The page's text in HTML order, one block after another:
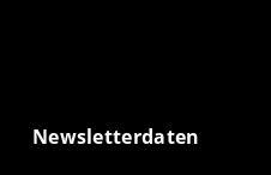
Newsletterdaten